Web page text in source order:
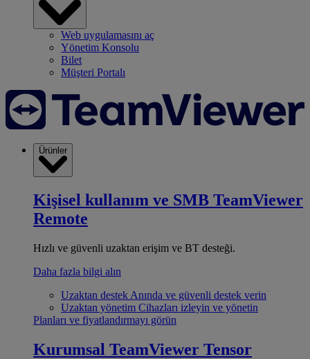
Web uygulamasını aç
Yönetim Konsolu
Bilet
Müşteri Portalı
Ürünler
Kişisel kullanım ve SMB TeamViewer
Remote
Hızlı ve güvenli uzaktan erişim ve BT desteği.
Daha fazla bilgi alın
Uzaktan destek Anında ve güvenli destek verin
Uzaktan yönetim Cihazları izleyin ve yönetin
Planları ve fiyatlandırmayı görün
Kurumsal TeamViewer Tensor